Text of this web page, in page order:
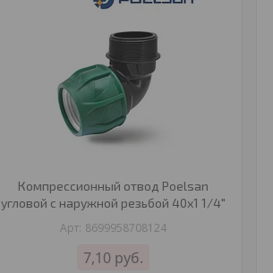
Компрессионный отвод Poelsan
угловой с наружной резьбой 40х1 1/4"
8699958708124
7,10 руб.